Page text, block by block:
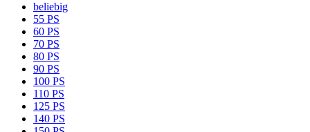
beliebig
55 PS
60 PS
70 PS
80 PS
90 PS
100 PS
110 PS
125 PS
140 PS